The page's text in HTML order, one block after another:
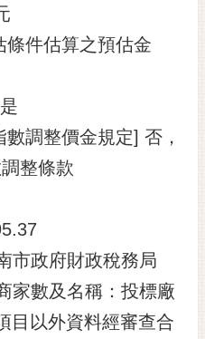
條件估算之預估金
調整價金規定] 否，
整條款
市政府財政稅務局
家數及名稱：投標廠
目以外資料經審查合